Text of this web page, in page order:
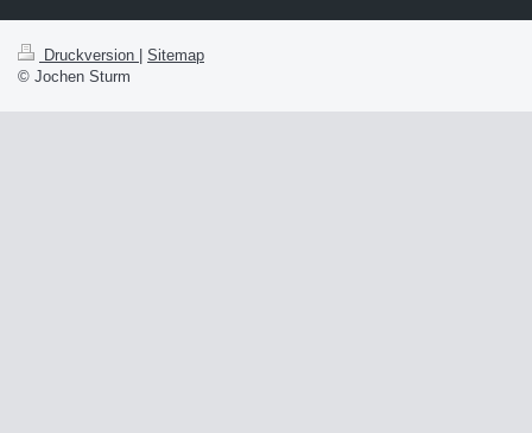
Druckversion
Sitemap
© Jochen Sturm